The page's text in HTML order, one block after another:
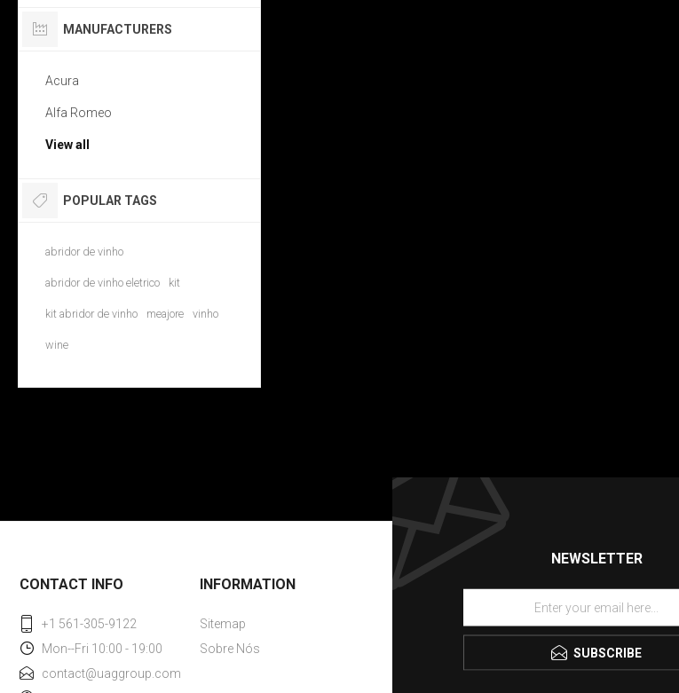
MANUFACTURERS
Acura
Alfa Romeo
View all
POPULAR TAGS
abridor de vinho
abridor de vinho eletrico kit
kit abridor de vinho meajore vinho
wine
NEWSLETTER
SUBSCRIBE
CONTACT INFO
+1 561-305-9122
Mon--Fri 10:00 - 19:00
contact@uaggroup.com
INFORMATION
Sitemap
Sobre Nós